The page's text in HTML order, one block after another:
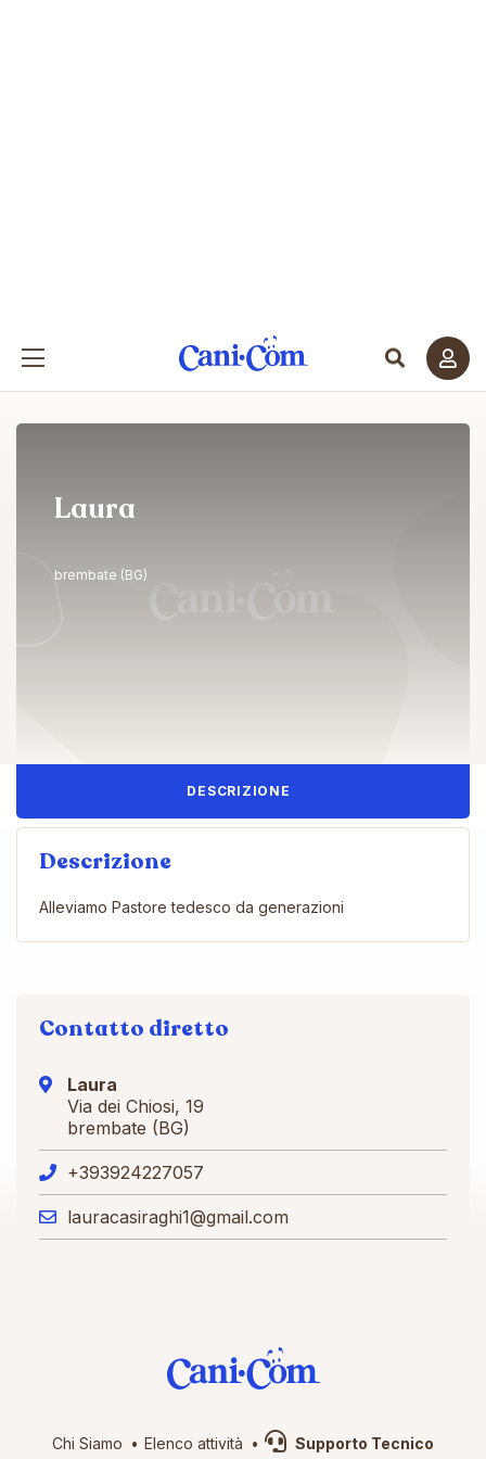
Laura
brembate (BG)
DESCRIZIONE
Descrizione
Alleviamo Pastore tedesco da generazioni
Contatto diretto
Laura
Via dei Chiosi, 19
brembate (BG)
+393924227057
lauracasiraghi1@gmail.com
Chi Siamo Elenco attività Supporto Tecnico